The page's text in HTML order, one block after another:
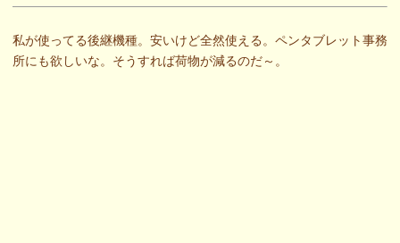
私が使ってる後継機種。安いけど全然使える。ペンタブレット事務
所にも欲しいな。そうすれば荷物が減るのだ～。